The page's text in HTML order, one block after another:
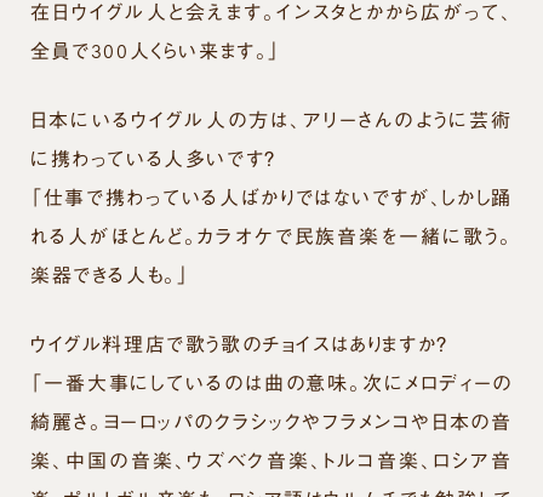
在日ウイグル人と会えます。インスタとかから広がって、
全員で300人くらい来ます。」
日本にいるウイグル人の方は、アリーさんのように芸術
に携わっている人多いです？
「仕事で携わっている人ばかりではないですが、しかし踊
れる人がほとんど。カラオケで民族音楽を一緒に歌う。
楽器できる人も。」
ウイグル料理店で歌う歌のチョイスはありますか？
「一番大事にしているのは曲の意味。次にメロディーの
綺麗さ。ヨーロッパのクラシックやフラメンコや日本の音
楽、中国の音楽、ウズベク音楽、トルコ音楽、ロシア音